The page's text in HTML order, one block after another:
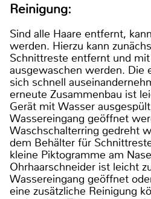
Reinigung:
Sind alle Haare entfernt,
werden. Hierzu kann
Schnittreste entfernt und
ausgewaschen werden. Die
sich schnell
erneute Zusammenbau ist
Gerät mit Wasser
Wassereingang geöffnet
Waschschalterring gedreht
dem Behälter für
kleine Piktogramme am
Ohrhaarschneider ist leicht
Wassereingang geöffnet
eine zusätzliche Reinigung